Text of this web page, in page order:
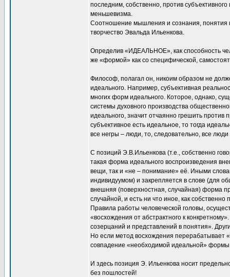
последним, собственно, против
меньшевизма.
Соотношение мышления и сознания, понятия
творчество Эвальда Ильенкова.
Определив «ИДЕАЛЬНОЕ», как способность
же «формой» как со специфической,
Философ, полагал он, никоим образом не
идеального. Например, субъективная
многих форм идеального. Которое, однако,
системы духовного производства
идеального, значит отчаянно грешить
субъективное есть идеальное, то тогда
все негры – люди, то, следовательно, все
С позиций Э.В.Ильенкова (т.е., собственно
такая форма идеального воспроизведения
вещи, так и «не – понимание» её. Иными
индивидуумом) и закрепляется в слове (для
внешняя (поверхностная, случайная) форма
случайной, и есть ни что иное, как
Правила работы человеческой головы,
«восхождения от абстрактного к
созерцаний и представлений в понятия».
Но если метод восхождения перерабатывает
совпадение «необходимой идеальной»
И здесь позиция Э. Ильенкова носит
без пошлостей!